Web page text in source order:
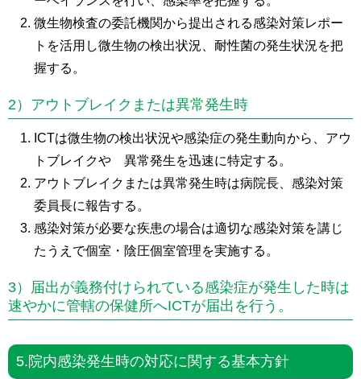
微生物検査の委託機関から提出される感染対策レポー
トを活用し微生物の検出状況、耐性菌の発生状況を把
握する。
2）アウトブレイクまたは異常発生時
ICTは微生物の検出状況や感染症の発生動向から、アウ
トブレイクや 異常発生を迅速に特定する。
アウトブレイクまたは異常発生時は病院長、感染対策
委員長に報告する。
感染対策が必要な疾患の場合は適切な感染対策を講じ
たうえで個室・陰圧個室管理を実施する。
3）届出が義務付けられている感染症が発生した時は
速やかに管轄の保健所へICTが届出を行う。
5.院内感染発生時の対応に関する基本方針